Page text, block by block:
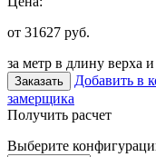
от 31627 руб.
за метр в длину верха
Заказать Добавить в
замерщика
Получить расчет
Выберите